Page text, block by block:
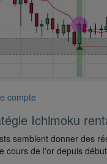
compte
Ichimoku
semblent donner des
cours de l'or depuis